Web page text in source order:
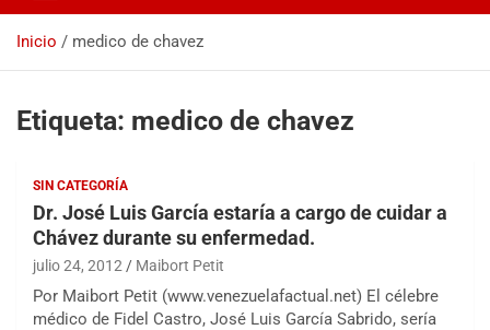
Inicio medico de chavez
Etiqueta: medico de chavez
SIN CATEGORÍA
Dr. José Luis García estaría a cargo de cuidar a
Chávez durante su enfermedad.
julio 24, 2012 Maibort Petit
Por Maibort Petit (www.venezuelafactual.net) El célebre
médico de Fidel Castro, José Luis García Sabrido, sería